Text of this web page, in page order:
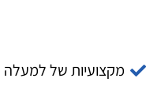
מקצועיות של למעלה מ-